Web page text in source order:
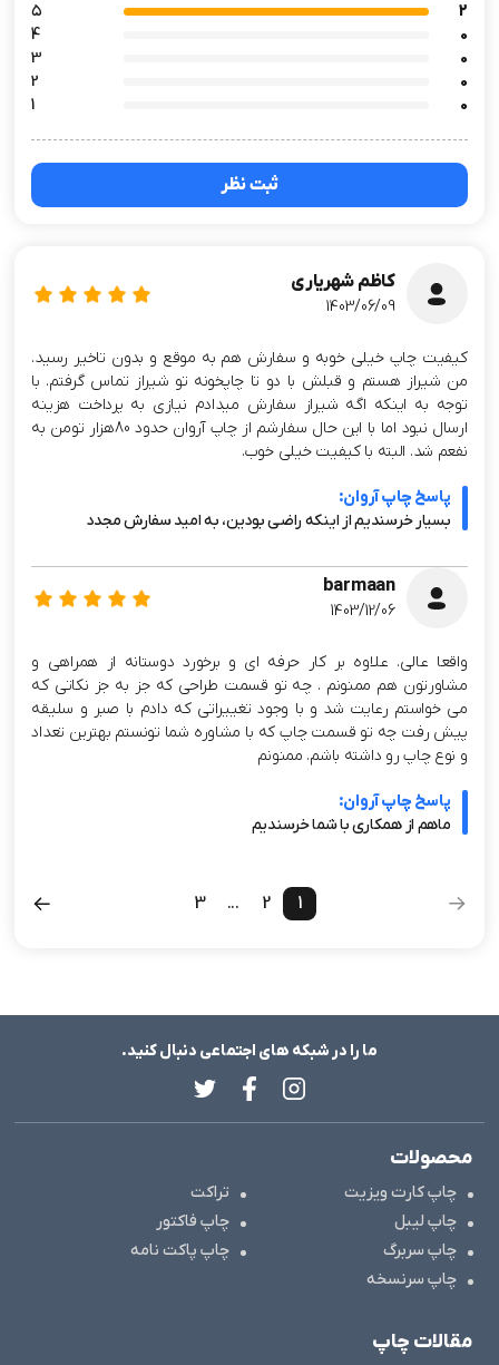
2
۵
0
4
0
3
0
2
0
1
ثبت نظر
کاظم شهریاری
1403/06/09
کیفیت چاپ خیلی خوبه و سفارش هم به موقع و بدون تاخیر رسید.
من شیراز هستم و قبلش با دو تا چاپخونه تو شیراز تماس گرفتم. با
توجه به اینکه اگه شیراز سفارش میدادم نیازی به پرداخت هزینه
ارسال نبود اما با این حال سفارشم از چاپ آروان حدود 80هزار تومن به
نفعم شد. البته با کیفیت خیلی خوب.
پاسخ چاپ آروان:
بسیار خرسندیم از اینکه راضی بودین، به امید سفارش مجدد
barmaan
1403/12/06
واقعا عالی. علاوه بر کار حرفه ای و برخورد دوستانه از همراهی و
مشاورتون هم ممنونم . چه تو قسمت طراحی که جز به جز نکاتی که
می خواستم رعایت شد و با وجود تغییراتی که دادم با صبر و سلیقه
پیش رفت چه تو قسمت چاپ که با مشاوره شما تونستم بهترین تعداد
و نوع چاپ رو داشته باشم. ممنونم
پاسخ چاپ آروان:
ماهم از همکاری با شما خرسندیم
1
2
...
3
ما را در شبکه های اجتماعی دنبال کنید.
محصولات
چاپ کارت ویزیت
تراکت
چاپ لیبل
چاپ فاکتور
چاپ سربرگ
چاپ پاکت نامه
چاپ سرنسخه
مقالات چاپ